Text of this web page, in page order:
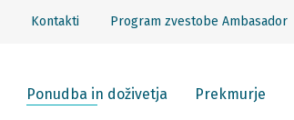
Kontakti Program zvestobe Ambasador
Ponudba in doživetja Prekmurje